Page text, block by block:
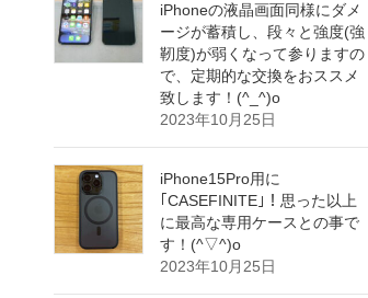
iPhoneの液晶画面同様にダメ
ージが蓄積し、段々と強度(強
靭度)が弱くなって参りますの
で、定期的な交換をおススメ
致します！(^_^)o
2023年10月25日
iPhone15Pro用に
｢CASEFINITE｣！思った以上
に最高な専用ケースとの事で
す！(^▽^)o
2023年10月25日